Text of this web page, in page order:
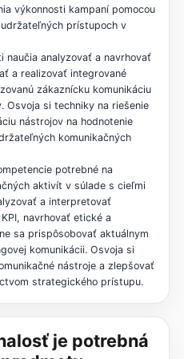
výkonnosti kampaní pomocou
prístupoch v
analyzovať a navrhovať
a realizovať integrované
zákaznícku komunikáciu
Osvoja si techniky na riešenie
nástrojov na hodnotenie
komunikačných
potrebné na
aktivít v súlade s cieľmi
a interpretovať
navrhovať etické a
sa prispôsobovať aktuálnym
komunikácii. Osvoja si
nástroje a zlepšovať
strategického prístupu.
je potrebná